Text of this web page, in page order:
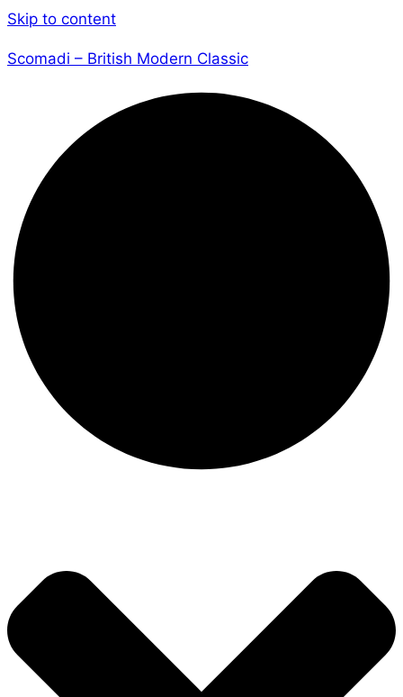
Skip to content
Scomadi – British Modern Classic